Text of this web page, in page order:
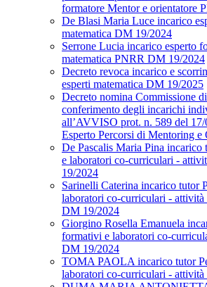
formatore Mentor e orientatore
De Blasi Maria Luce incarico
matematica DM 19/2024
Serrone Lucia incarico esperto
matematica PNRR DM 19/2024
Decreto revoca incarico e
esperti matematica DM 19/2025
Decreto nomina Commissione
conferimento degli incarichi
all’AVVISO prot. n. 589 del 17/
Esperto Percorsi di Mentoring e
De Pascalis Maria Pina
e laboratori co-curriculari -
19/2024
Sarinelli Caterina incarico tutor
laboratori co-curriculari - attività
DM 19/2024
Giorgino Rosella Emanuela
formativi e laboratori co-
DM 19/2024
TOMA PAOLA incarico tutor
laboratori co-curriculari -